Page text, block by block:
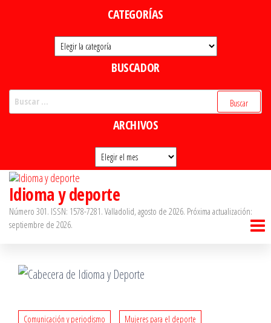
CATEGORÍAS
Categorías
BUSCADOR
ARCHIVOS
Archivos
Idioma y deporte
Número 301. ISSN: 1578-7281. Valladolid, agosto de 2026. Próxima actualización:
septiembre de 2026.
Comunicación y periodismo
Mujeres para el deporte